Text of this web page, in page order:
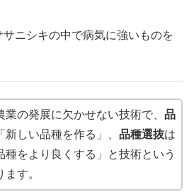
サニシキの中で病気に強いものを
業の発展に欠かせない技術で、 品
新しい品種を作る」、 品種選抜は
種をより良くする」と技術という
す。